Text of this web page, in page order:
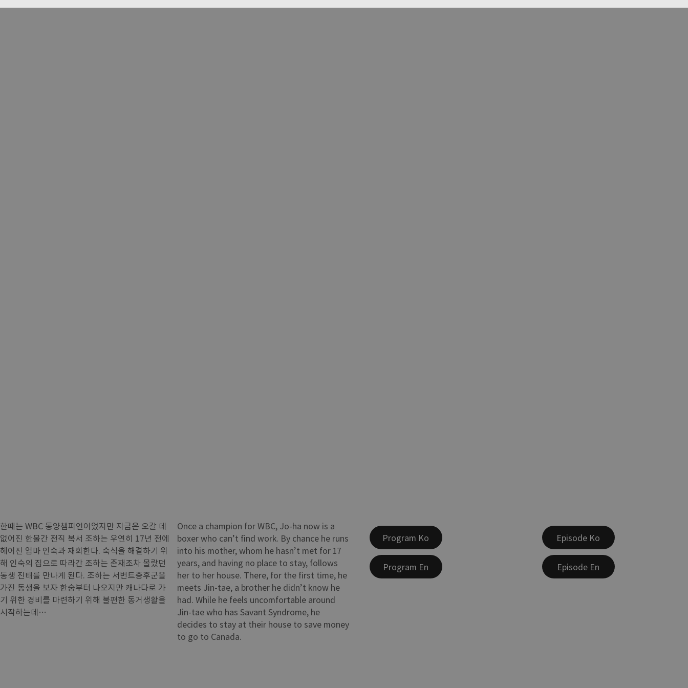
한때는 WBC 동양챔피언이었지만 지금은 오갈 데
없어진 한물간 전직 복서 조하는 우연히 17년 전에
헤어진 엄마 인숙과 재회한다. 숙식을 해결하기 위
해 인숙의 집으로 따라간 조하는 존재조차 몰랐던
동생 진태를 만나게 된다. 조하는 서번트증후군을
가진 동생을 보자 한숨부터 나오지만 캐나다로 가
기 위한 경비를 마련하기 위해 불편한 동거생활을
시작하는데…
Once a champion for WBC, Jo-ha now is a
boxer who can’t find work. By chance he runs
into his mother, whom he hasn’t met for 17
years, and having no place to stay, follows
her to her house. There, for the first time, he
meets Jin-tae, a brother he didn’t know he
had. While he feels uncomfortable around
Jin-tae who has Savant Syndrome, he
decides to stay at their house to save money
to go to Canada.
Program Ko
Program En
Episode Ko
Episode En